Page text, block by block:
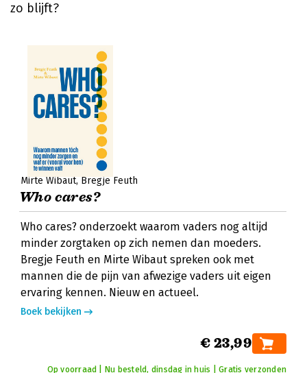
zo blijft?
Mirte Wibaut Bregje Feuth
Who cares?
Who cares? onderzoekt waarom vaders nog altijd
minder zorgtaken op zich nemen dan moeders.
Bregje Feuth en Mirte Wibaut spreken ook met
mannen die de pijn van afwezige vaders uit eigen
ervaring kennen. Nieuw en actueel.
Boek bekijken
€ 23,99
Op voorraad | Nu besteld, dinsdag in huis | Gratis verzonden